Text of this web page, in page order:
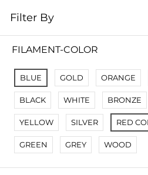
No Results
Not Found Filters1
Not Found Filters2
Filter By
FILAMENT-COLOR
BLUE GOLD ORANGE
BLACK WHITE BRONZE
YELLOW SILVER RED
GREEN GREY WOOD